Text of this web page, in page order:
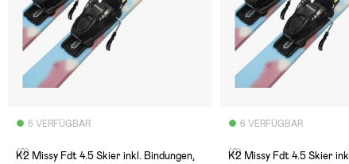
6 VERFÜGBAR
(0)
K2 Missy Fdt 4.5 Skier inkl. Bindungen,
6 VERFÜGBAR
(0)
K2 Missy Fdt 4.5 Skier